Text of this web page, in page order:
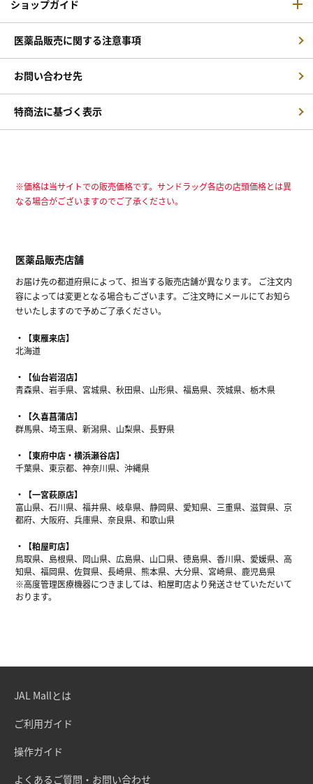
ショップガイド
医薬品販売に関する注意事項
お問い合わせ先
特商法に基づく表示
※価格は当サイトでの販売価格です。サンドラッグ各店の店頭価格とは異
なる場合がございますのでご了承ください。
医薬品販売店舗
お届け先の都道府県によって、担当する販売店舗が異なります。 ご注文内
容によっては変更となる場合もございます。ご注文時にメールにてお知ら
せいたしますので予めご了承ください。
【東雁来店】
北海道
【仙台岩沼店】
青森県、岩手県、宮城県、秋田県、山形県、福島県、茨城県、栃木県
【久喜菖蒲店】
群馬県、埼玉県、新潟県、山梨県、長野県
【東府中店・横浜瀬谷店】
千葉県、東京都、神奈川県、沖縄県
【一宮萩原店】
富山県、石川県、福井県、岐阜県、静岡県、愛知県、三重県、滋賀県、京
都府、大阪府、兵庫県、奈良県、和歌山県
【粕屋町店】
鳥取県、島根県、岡山県、広島県、山口県、徳島県、香川県、愛媛県、高
知県、福岡県、佐賀県、長崎県、熊本県、大分県、宮崎県、鹿児島県
※高度管理医療機器につきましては、粕屋町店より発送させていただいて
おります。
JAL Mallとは
ご利用ガイド
操作ガイド
よくあるご質問・お問い合わせ